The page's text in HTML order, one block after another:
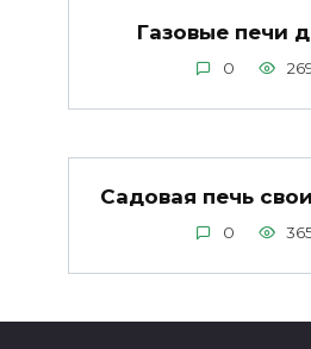
Газовые печи
0
Садовая печь
0